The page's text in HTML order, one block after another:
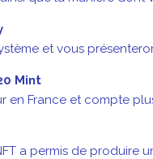
et vous
Mint
France et compte
a permis de